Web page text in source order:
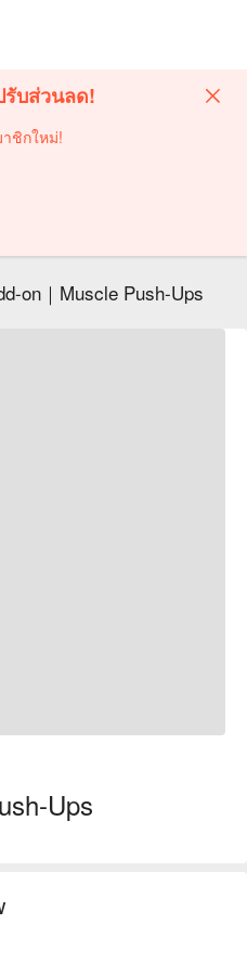
บส่วนลด!
ชิกใหม่!
on｜Muscle Push-Ups
Ups